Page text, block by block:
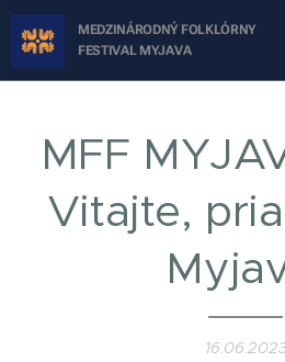
MEDZINÁRODNÝ FOLKLÓRNY
FESTIVAL MYJAVA
MFF
Vitajte,